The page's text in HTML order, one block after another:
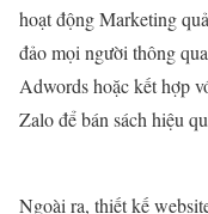
hoạt động Marketing
đảo mọi người thông
Adwords hoặc kết hợp
Zalo để bán sách hiệu
Ngoài ra, thiết kế